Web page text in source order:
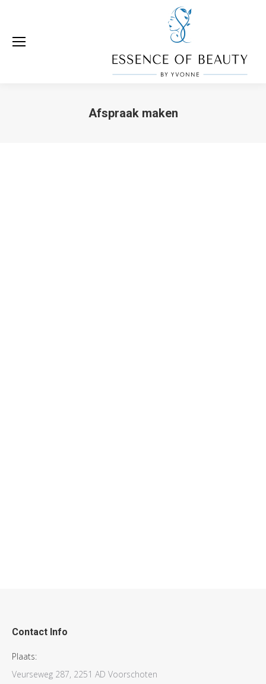
Afspraak maken
Contact Info
Plaats:
Veurseweg 287, 2251 AD Voorschoten